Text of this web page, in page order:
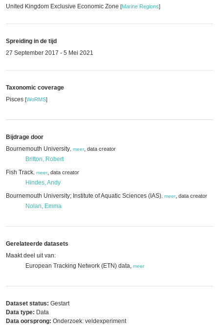
United Kingdom Exclusive Economic Zone [Marine Regions]
Spreiding in de tijd
27 September 2017 - 5 Mei 2021
Taxonomic coverage
Pisces [WoRMS]
Bijdrage door
Bournemouth University meer, data creator
Britton, Robert
Fish Track meer, data creator
Hindes, Andy
Bournemouth University; Institute of Aquatic Sciences (IAS) meer, data creator
Nolan, Emma
Gerelateerde datasets
Maakt deel uit van:
European Tracking Network (ETN) data, meer
Dataset status: Gestart
Data type: Data
Data oorsprong: Onderzoek: veldexperiment